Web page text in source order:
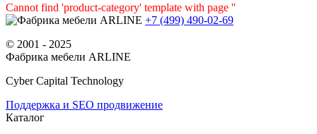
Cannot find 'product-category' template with page ''
+7 (499) 490-02-69
© 2001 - 2025
Фабрика мебели ARLINE
Cyber Capital Technology
Поддержка и SEO продвижение
Каталог